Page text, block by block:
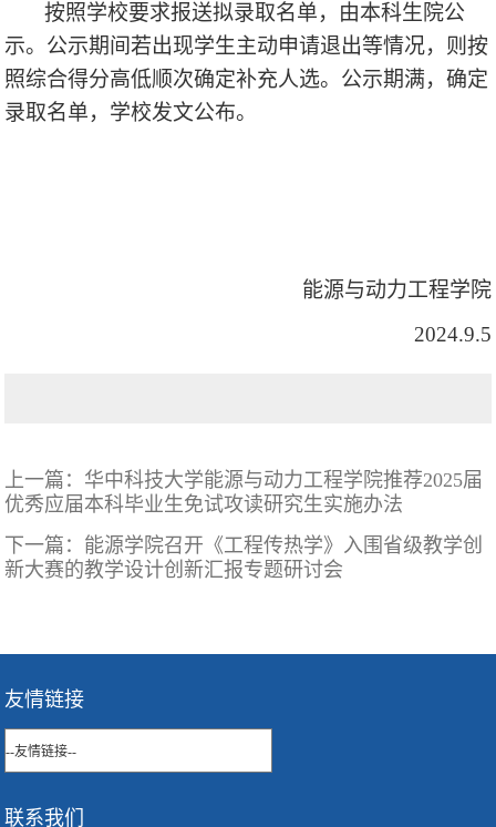
按照学校要求报送拟录取名单，由本科生院公
示。公示期间若出现学生主动申请退出等情况，则按
照综合得分高低顺次确定补充人选。公示期满，确定
录取名单，学校发文公布。
能源与动力工程学院
2024.9.5
上一篇： 华中科技大学能源与动力工程学院推荐2025届
优秀应届本科毕业生免试攻读研究生实施办法
下一篇： 能源学院召开《工程传热学》入围省级教学创
新大赛的教学设计创新汇报专题研讨会
友情链接
联系我们